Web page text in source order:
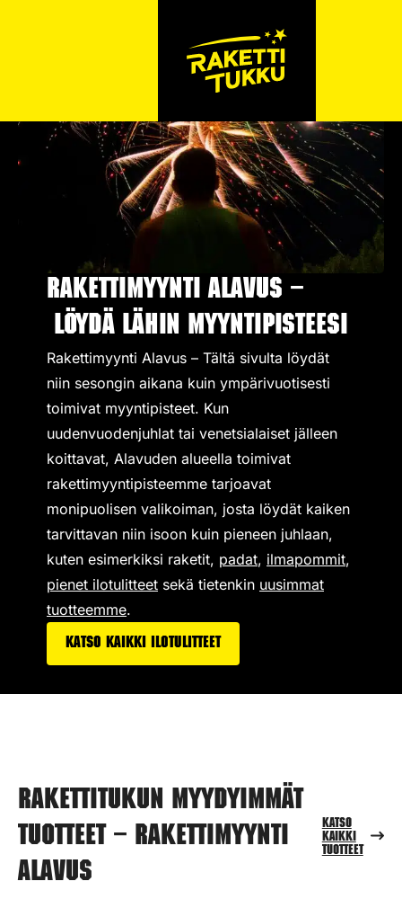
Rakettimyynti Alavus –
Löydä lähin myyntipisteesi
Rakettimyynti Alavus – Tältä sivulta löydät
niin sesongin aikana kuin ympärivuotisesti
toimivat myyntipisteet. Kun
uudenvuodenjuhlat tai venetsialaiset jälleen
koittavat, Alavuden alueella toimivat
rakettimyyntipisteemme tarjoavat
monipuolisen valikoiman, josta löydät kaiken
tarvittavan niin isoon kuin pieneen juhlaan,
kuten esimerkiksi raketit, padat, ilmapommit,
pienet ilotulitteet sekä tietenkin uusimmat
tuotteemme.
Katso kaikki ilotulitteet
Rakettitukun myydyimmät
tuotteet – Rakettimyynti
Alavus
Katso
kaikki
tuotteet